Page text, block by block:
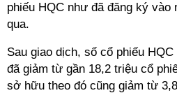
phiếu HQC như đã đăng ký vào
qua.
Sau giao dịch, số cổ phiếu
đã giảm từ gần 18,2 triệu cổ
sở hữu theo đó cũng giảm từ